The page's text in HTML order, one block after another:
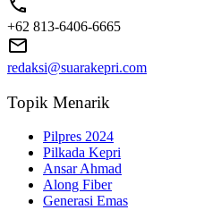
+62 813-6406-6665
redaksi@suarakepri.com
Topik Menarik
Pilpres 2024
Pilkada Kepri
Ansar Ahmad
Along Fiber
Generasi Emas